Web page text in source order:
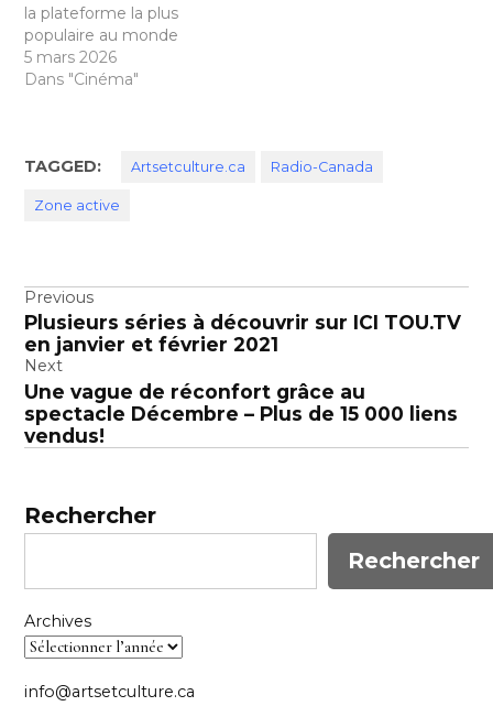
la plateforme la plus
populaire au monde
5 mars 2026
Dans "Cinéma"
TAGGED: Artsetculture.ca Radio-Canada
Zone active
Navigation
de
l’article
Previous
Plusieurs séries à découvrir sur ICI TOU.TV
en janvier et février 2021
Next
Une vague de réconfort grâce au
spectacle Décembre – Plus de 15 000 liens
vendus!
Rechercher
Rechercher
Archives
info@artsetculture.ca